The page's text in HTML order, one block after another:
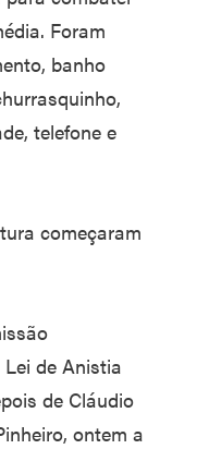
Foram
banho
telefone e
começaram
de Anistia
de Cláudio
ontem a